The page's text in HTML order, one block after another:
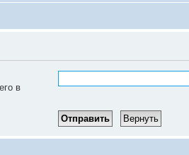
в